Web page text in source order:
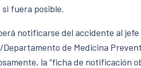
fuera posible.
notificarse del accidente al
de Medicina
la “ficha de notificación